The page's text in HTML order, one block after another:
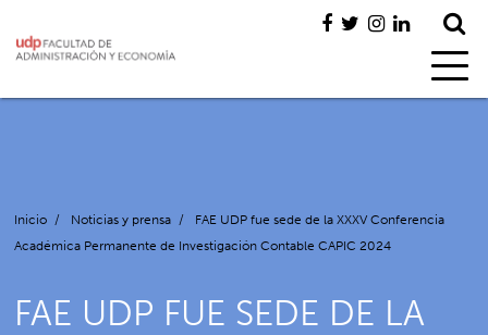
Inicio / Noticias y prensa /
FAE UDP fue sede de la XXXV Conferencia
Académica Permanente de Investigación Contable CAPIC 2024
FAE UDP FUE SEDE DE LA